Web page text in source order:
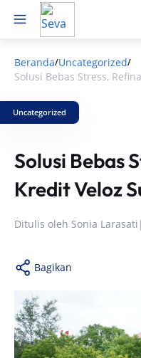
Beranda/Uncategorized/
Solusi Bebas Stress,
Uncategorized
Solusi Bebas
Kredit Veloz
Ditulis oleh Sonia Larasati |
Bagikan